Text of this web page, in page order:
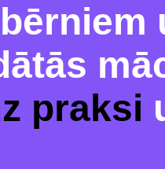
bērniem
praksi